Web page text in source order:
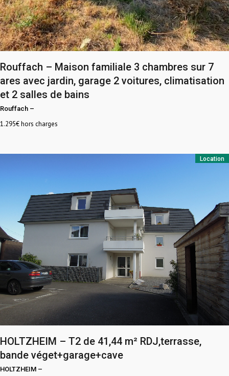
Rouffach – Maison familiale 3 chambres sur 7
ares avec jardin, garage 2 voitures, climatisation
et 2 salles de bains
Rouffach –
1.295€ hors charges
Location
HOLTZHEIM – T2 de 41,44 m² RDJ,terrasse,
bande véget+garage+cave
HOLTZHEIM –